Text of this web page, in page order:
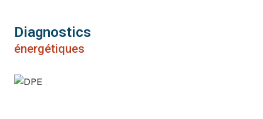
Diagnostics
énergétiques